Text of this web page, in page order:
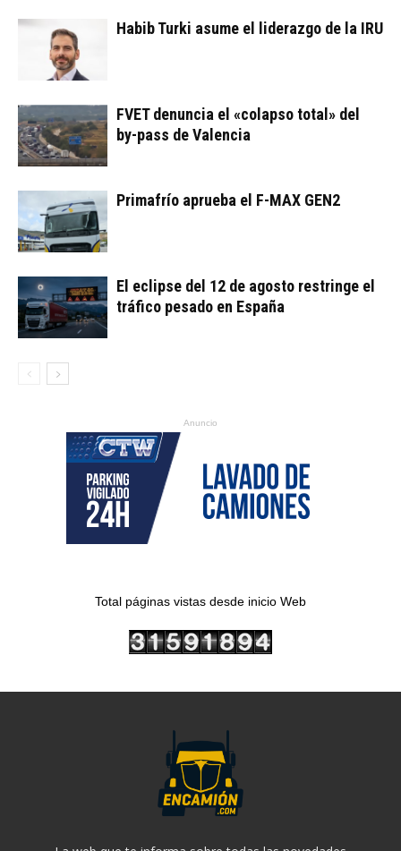
Habib Turki asume el liderazgo de la IRU
FVET denuncia el «colapso total» del
by-pass de Valencia
Primafrío aprueba el F-MAX GEN2
El eclipse del 12 de agosto restringe el
tráfico pesado en España
Anuncio
Total páginas vistas desde inicio Web